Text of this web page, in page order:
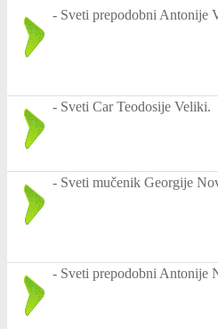
- Sveti prepodobni Antonije
- Sveti Car Teodosije Veliki.
- Sveti mučenik Georgije
- Sveti prepodobni Antonije